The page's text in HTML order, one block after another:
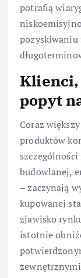
potrafią
Klienci,
popyt
Coraz
produktów
budowlanej,
– zaczynają
kupowanej
zjawisko
istotnie